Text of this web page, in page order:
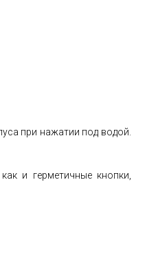
при нажатии под водой.
и герметичные кнопки,